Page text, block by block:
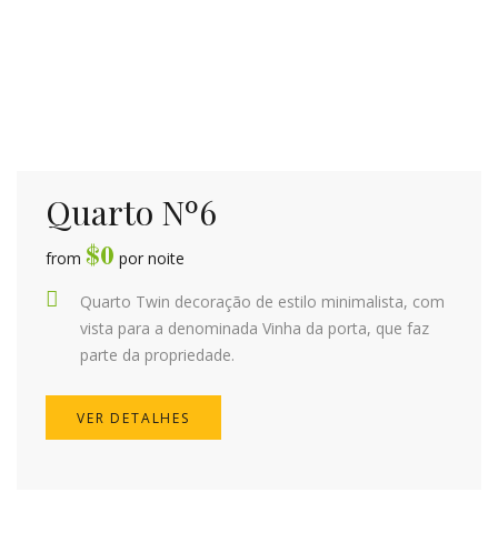
from $0 por noite
Quarto Nº6
Quarto Twin decoração de estilo minimalista, com
vista para a denominada Vinha da porta, que faz
parte da propriedade.
VER DETALHES